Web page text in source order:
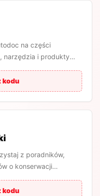
na części
narzędzia i produkty
kodu
z poradników,
o konserwacji
kodu